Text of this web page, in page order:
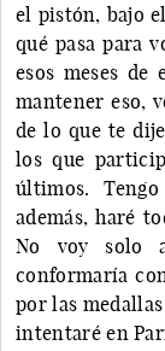
el pistón, bajo
qué pasa para
esos meses de
mantener eso,
de lo que te
los que
últimos.
además, haré
No voy solo
conformaría
por las
intentaré en